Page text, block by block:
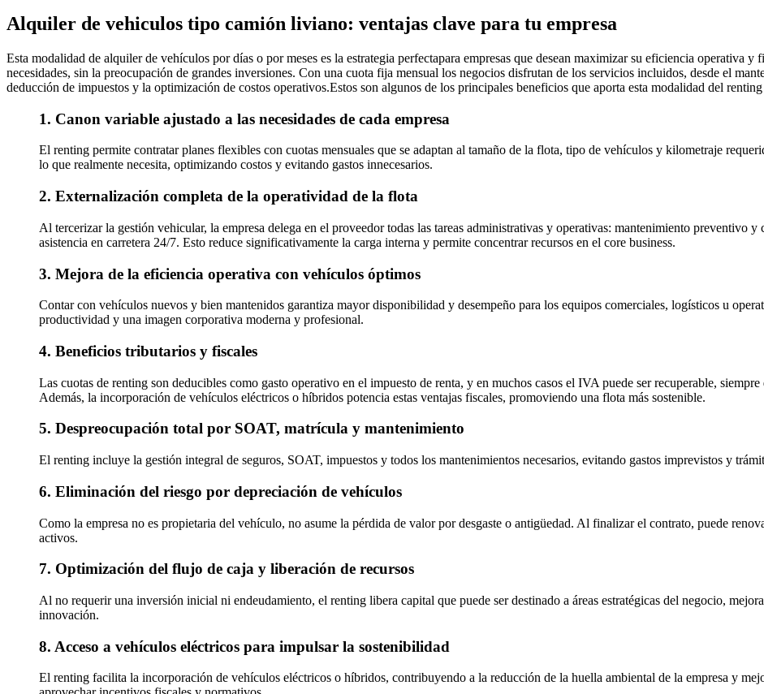
Alquiler de vehiculos tipo camión liviano: ventajas clave para tu empresa
Esta modalidad de alquiler de vehículos por días o por meses es la estrategia perfectapara empresas que desean maximizar su eficiencia operativa y
necesidades, sin la preocupación de grandes inversiones. Con una cuota fija mensual los negocios disfrutan de los servicios incluidos, desde el
deducción de impuestos y la optimización de costos operativos.Estos son algunos de los principales beneficios que aporta esta modalidad del renting
1. Canon variable ajustado a las necesidades de cada empresa
El renting permite contratar planes flexibles con cuotas mensuales que se adaptan al tamaño de la flota, tipo de vehículos y kilometraje
lo que realmente necesita, optimizando costos y evitando gastos innecesarios.
2. Externalización completa de la operatividad de la flota
Al tercerizar la gestión vehicular, la empresa delega en el proveedor todas las tareas administrativas y operativas: mantenimiento preventivo
asistencia en carretera 24/7. Esto reduce significativamente la carga interna y permite concentrar recursos en el core business.
3. Mejora de la eficiencia operativa con vehículos óptimos
Contar con vehículos nuevos y bien mantenidos garantiza mayor disponibilidad y desempeño para los equipos comerciales, logísticos u
productividad y una imagen corporativa moderna y profesional.
4. Beneficios tributarios y fiscales
Las cuotas de renting son deducibles como gasto operativo en el impuesto de renta, y en muchos casos el IVA puede ser recuperable,
Además, la incorporación de vehículos eléctricos o híbridos potencia estas ventajas fiscales, promoviendo una flota más sostenible.
5. Despreocupación total por SOAT, matrícula y mantenimiento
El renting incluye la gestión integral de seguros, SOAT, impuestos y todos los mantenimientos necesarios, evitando gastos imprevistos y
6. Eliminación del riesgo por depreciación de vehículos
Como la empresa no es propietaria del vehículo, no asume la pérdida de valor por desgaste o antigüedad. Al finalizar el contrato, puede
activos.
7. Optimización del flujo de caja y liberación de recursos
Al no requerir una inversión inicial ni endeudamiento, el renting libera capital que puede ser destinado a áreas estratégicas del negocio,
innovación.
8. Acceso a vehículos eléctricos para impulsar la sostenibilidad
El renting facilita la incorporación de vehículos eléctricos o híbridos, contribuyendo a la reducción de la huella ambiental de la empresa y